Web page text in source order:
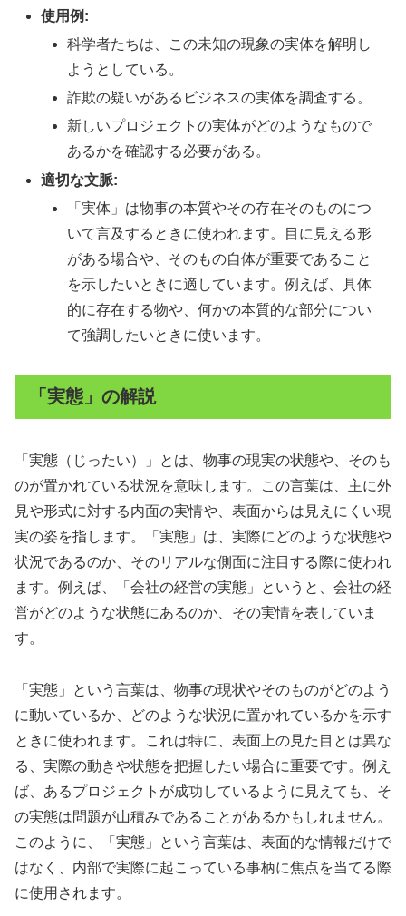
使用例:
科学者たちは、この未知の現象の実体を解明し
ようとしている。
詐欺の疑いがあるビジネスの実体を調査する。
新しいプロジェクトの実体がどのようなもので
あるかを確認する必要がある。
適切な文脈:
「実体」は物事の本質やその存在そのものにつ
いて言及するときに使われます。目に見える形
がある場合や、そのもの自体が重要であること
を示したいときに適しています。例えば、具体
的に存在する物や、何かの本質的な部分につい
て強調したいときに使います。
「実態」の解説
「実態（じったい）」とは、物事の現実の状態や、そのも
のが置かれている状況を意味します。この言葉は、主に外
見や形式に対する内面の実情や、表面からは見えにくい現
実の姿を指します。「実態」は、実際にどのような状態や
状況であるのか、そのリアルな側面に注目する際に使われ
ます。例えば、「会社の経営の実態」というと、会社の経
営がどのような状態にあるのか、その実情を表していま
す。
「実態」という言葉は、物事の現状やそのものがどのよう
に動いているか、どのような状況に置かれているかを示す
ときに使われます。これは特に、表面上の見た目とは異な
る、実際の動きや状態を把握したい場合に重要です。例え
ば、あるプロジェクトが成功しているように見えても、そ
の実態は問題が山積みであることがあるかもしれません。
このように、「実態」という言葉は、表面的な情報だけで
はなく、内部で実際に起こっている事柄に焦点を当てる際
に使用されます。